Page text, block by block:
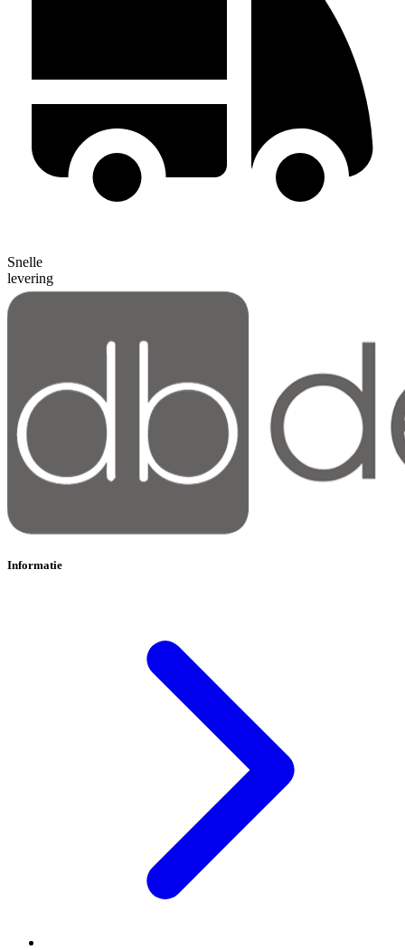
Snelle
levering
Informatie